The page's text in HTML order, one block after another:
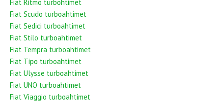
Fiat Ritmo turbohtimet
Fiat Scudo turboahtimet
Fiat Sedici turboahtimet
Fiat Stilo turboahtimet
Fiat Tempra turboahtimet
Fiat Tipo turboahtimet
Fiat Ulysse turboahtimet
Fiat UNO turboahtimet
Fiat Viaggio turboahtimet